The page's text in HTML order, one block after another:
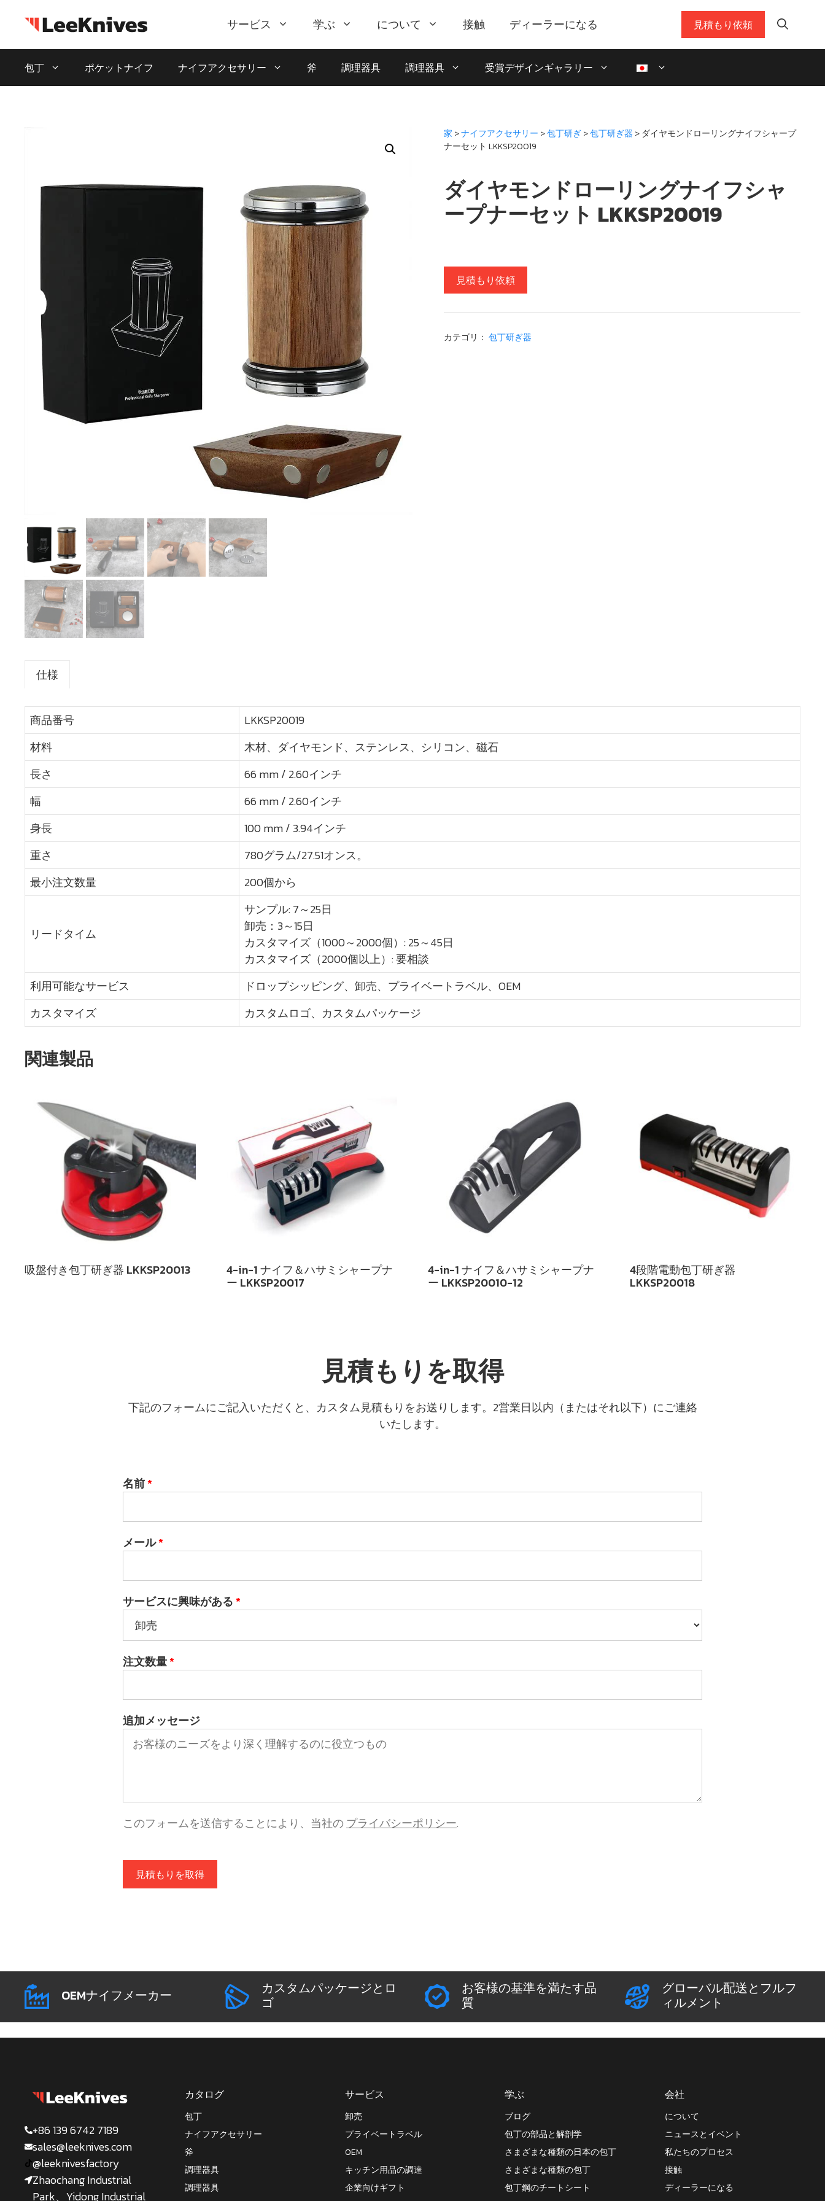
に
サービス 学ぶ について 接触 ディーラーになる 見積もり依頼
包丁 ポケットナイフ ナイフアクセサリー 斧 調理器具 調理器具 受賞デザインギャラリー
家 >ナイフアクセサリー >包丁研ぎ>包丁研ぎ器 > ダイヤモンドローリングナイフシャープ
ナーセット LKKSP20019
ダイヤモンドローリングナイフシャ
ープナーセット LKKSP20019
見積もり依頼
カテゴリ： 包丁研ぎ器
仕様
商品番号
LKKSP20019
材料
木材、ダイヤモンド、ステンレス、シリコン、磁石
長さ
66 mm / 2.60インチ
幅
66 mm / 2.60インチ
身長
100 mm / 3.94インチ
重さ
780グラム/27.51オンス。
最小注文数量
200個から
リードタイム
サンプル: 7～25日
卸売：3～15日
カスタマイズ（1000～2000個）: 25～45日
カスタマイズ（2000個以上）: 要相談
利用可能なサービス
ドロップシッピング、卸売、プライベートラベル、OEM
カスタマイズ
カスタムロゴ、カスタムパッケージ
関連製品
吸盤付き包丁研ぎ器 LKKSP20013 4-in-1 ナイフ＆ハサミシャープナ
ー LKKSP20017
4-in-1 ナイフ＆ハサミシャープナ
ー LKKSP20010-12
4段階電動包丁研ぎ器
LKKSP20018
見積もりを取得
下記のフォームにご記入いただくと、カスタム見積もりをお送りします。2営業日以内（またはそれ以下）にご連絡
いたします。
名前*
メール*
サービスに興味がある*
注文数量*
追加メッセージ
このフォームを送信することにより、当社の プライバシーポリシー.
見積もりを取得
OEMナイフメーカー
カスタムパッケージとロ
ゴ
お客様の基準を満たす品
質
グローバル配送とフルフ
ィルメント
+86 139 6742 7189
sales@leeknives.com
@leeknivesfactory
Zhaochang Industrial
Park、Yidong Industrial
カタログ
包丁
ナイフアクセサリー
斧
調理器具
調理器具
サービス
卸売
プライベートラベル
OEM
キッチン用品の調達
企業向けギフト
学ぶ
ブログ
包丁の部品と解剖学
さまざまな種類の日本の包丁
さまざまな種類の包丁
包丁鋼のチートシート
会社
について
ニュースとイベント
私たちのプロセス
接触
ディーラーになる